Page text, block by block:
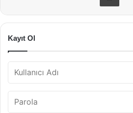
Kayıt Ol